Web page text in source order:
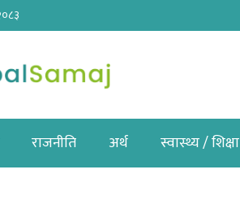
राजनीति अर्थ स्वास्थ्य / शिक्षा